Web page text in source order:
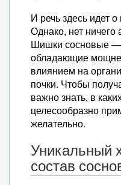
И речь здесь идет
Однако, нет ничего
Шишки сосновые —
обладающие
влиянием на
почки. Чтобы
важно знать, в
целесообразно
желательно.
Уникальный
состав